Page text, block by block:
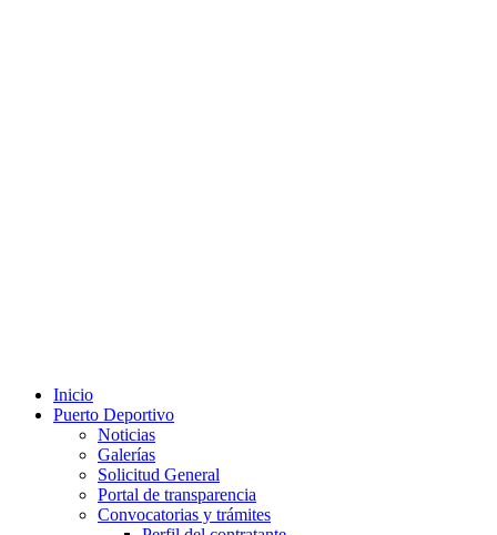
Inicio
Puerto Deportivo
Noticias
Galerías
Solicitud General
Portal de transparencia
Convocatorias y trámites